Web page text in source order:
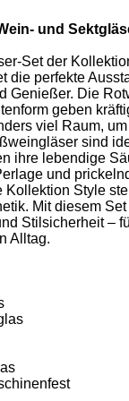
und
Set der
die perfekte
Genießer. Die
geben
viel Raum,
sind
ihre lebendige
und
Kollektion Style
Mit diesem
Stilsicherheit –
Alltag.